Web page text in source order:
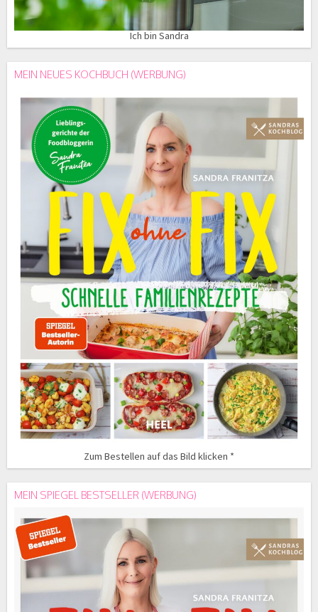
Ich bin Sandra
MEIN NEUES KOCHBUCH (WERBUNG)
Zum Bestellen auf das Bild klicken *
MEIN SPIEGEL BESTSELLER (WERBUNG)